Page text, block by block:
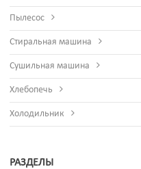
Пылесос
Стиральная машина
Сушильная машина
Хлебопечь
Холодильник
РАЗДЕЛЫ